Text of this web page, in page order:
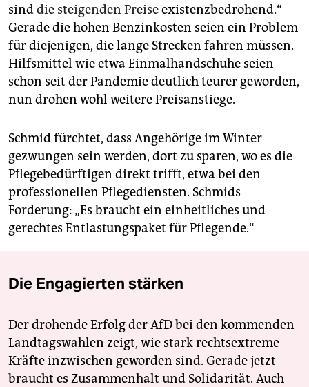
sinddie steigenden Preiseexistenzbedrohend.“
Gerade die hohen Benzinkosten seien ein Problem
für diejenigen, die lange Strecken fahren müssen.
Hilfsmittel wie etwa Einmalhandschuhe seien
schon seit der Pandemie deutlich teurer geworden,
nun drohen wohl weitere Preisanstiege.
Schmid fürchtet, dass Angehörige im Winter
gezwungen sein werden, dort zu sparen, wo es die
Pflegebedürftigen direkt trifft, etwa bei den
professionellen Pflegediensten. Schmids
Forderung: „Es braucht ein einheitliches und
gerechtes Entlastungspaket für Pflegende.“
Die Engagierten stärken
Der drohende Erfolg der AfD bei den kommenden
Landtagswahlen zeigt, wie stark rechtsextreme
Kräfte inzwischen geworden sind. Gerade jetzt
braucht es Zusammenhalt und Solidarität. Auch